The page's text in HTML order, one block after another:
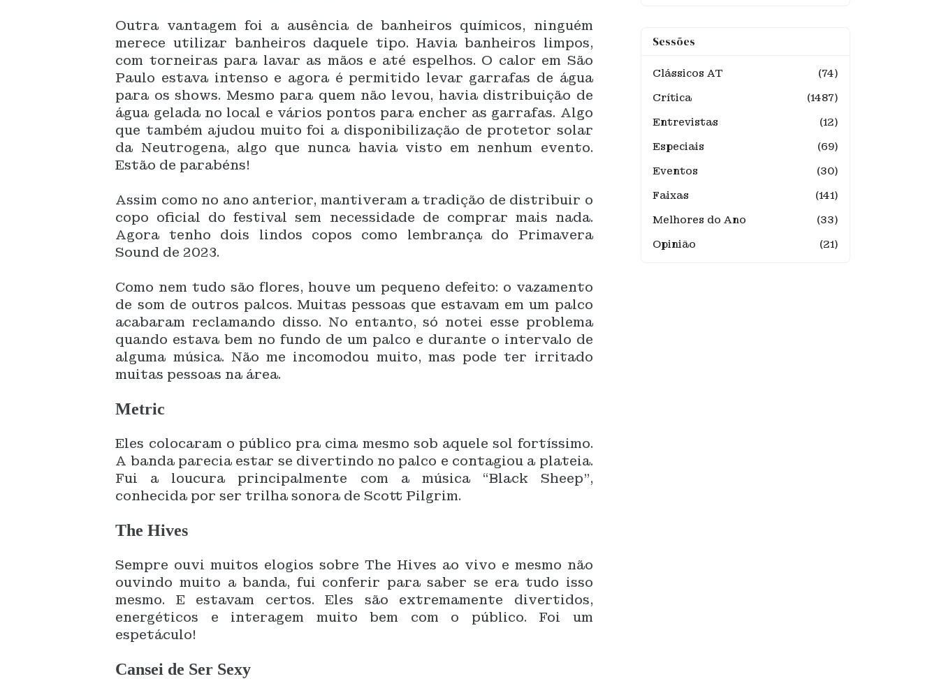
Outra vantagem foi a ausência de banheiros químicos, ninguém
merece utilizar banheiros daquele tipo. Havia banheiros limpos,
com torneiras para lavar as mãos e até espelhos. O calor em São
Paulo estava intenso e agora é permitido levar garrafas de água
para os shows. Mesmo para quem não levou, havia distribuição de
água gelada no local e vários pontos para encher as garrafas. Algo
que também ajudou muito foi a disponibilização de protetor solar
da Neutrogena, algo que nunca havia visto em nenhum evento.
Estão de parabéns!
Assim como no ano anterior, mantiveram a tradição de distribuir o
copo oficial do festival sem necessidade de comprar mais nada.
Agora tenho dois lindos copos como lembrança do Primavera
Sound de 2023.
Como nem tudo são flores, houve um pequeno defeito: o vazamento
de som de outros palcos. Muitas pessoas que estavam em um palco
acabaram reclamando disso. No entanto, só notei esse problema
quando estava bem no fundo de um palco e durante o intervalo de
alguma música. Não me incomodou muito, mas pode ter irritado
muitas pessoas na área.
Metric
Eles colocaram o público pra cima mesmo sob aquele sol fortíssimo.
A banda parecia estar se divertindo no palco e contagiou a plateia.
Fui a loucura principalmente com a música “Black Sheep”,
conhecida por ser trilha sonora de Scott Pilgrim.
The Hives
Sempre ouvi muitos elogios sobre The Hives ao vivo e mesmo não
ouvindo muito a banda, fui conferir para saber se era tudo isso
mesmo. E estavam certos. Eles são extremamente divertidos,
energéticos e interagem muito bem com o público. Foi um
espetáculo!
Cansei de Ser Sexy
Sessões
Clássicos AT
(74)
Crítica
(1487)
Entrevistas
(12)
Especiais
(69)
Eventos
(30)
Faixas
(141)
Melhores do Ano
(33)
Opinião
(21)